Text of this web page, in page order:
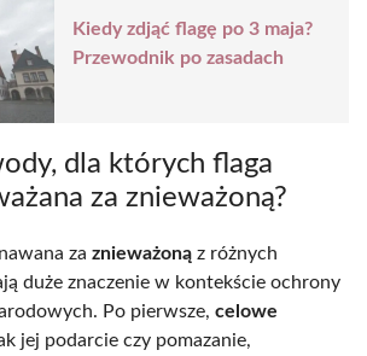
Kiedy zdjąć flagę po 3 maja?
Przewodnik po zasadach
dla których flaga
za znieważoną?
za znieważoną z różnych
duże znaczenie w kontekście ochrony
Po pierwsze, celowe
jej podarcie czy pomazanie,